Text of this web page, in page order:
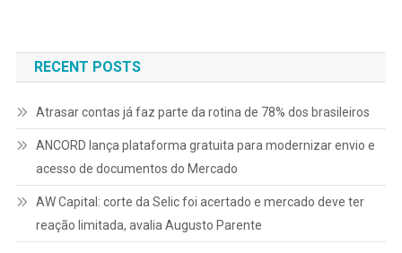
Post
RECENT POSTS
Atrasar contas já faz parte da rotina de 78% dos brasileiros
ANCORD lança plataforma gratuita para modernizar envio e
acesso de documentos do Mercado
AW Capital: corte da Selic foi acertado e mercado deve ter
reação limitada, avalia Augusto Parente